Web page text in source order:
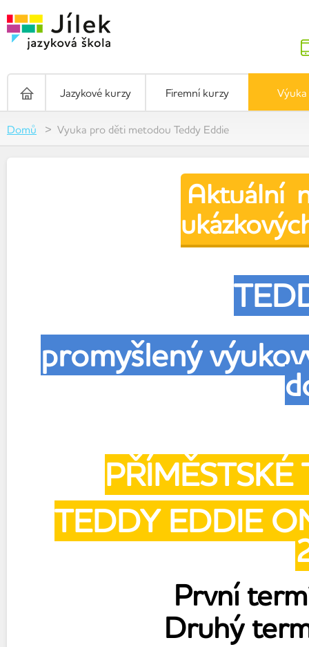
Jazykové kurzy Firemní kurzy
Domů Vyuka pro děti metodou Teddy Eddie
Aktuální
promyšlený
PŘÍMĚSTSKÉ
TEDDY EDDIE
První
Druhý